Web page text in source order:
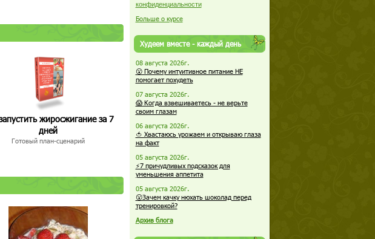
жиросжигание за 7
дней
Готовый план-сценарий
конфиденциальности
Больше о курсе
Худеем вместе - каждый день
08 августа 2026г.
😮 Почему интуитивное питание НЕ
помогает похудеть
07 августа 2026г.
😱 Когда взвешиваетесь - не верьте
своим глазам
06 августа 2026г.
🍅 Хвастаюсь урожаем и открываю глаза
на факт
05 августа 2026г.
⚡7 причудливых подсказок для
уменьшения аппетита
05 августа 2026г.
😮Зачем качку нюхать шоколад перед
тренировкой?
Архив блога